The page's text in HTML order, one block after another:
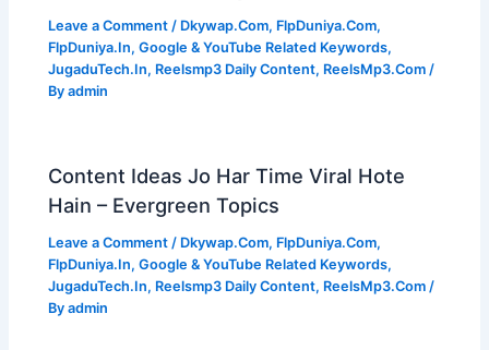
Leave a Comment / Dkywap.Com, FlpDuniya.Com,
FlpDuniya.In,Google & YouTube Related Keywords,
JugaduTech.In, Reelsmp3 Daily Content, ReelsMp3.Com /
Byadmin
Content Ideas Jo Har Time Viral Hote
Hain – Evergreen Topics
Leave a Comment / Dkywap.Com, FlpDuniya.Com,
FlpDuniya.In,Google & YouTube Related Keywords,
JugaduTech.In, Reelsmp3 Daily Content, ReelsMp3.Com /
Byadmin